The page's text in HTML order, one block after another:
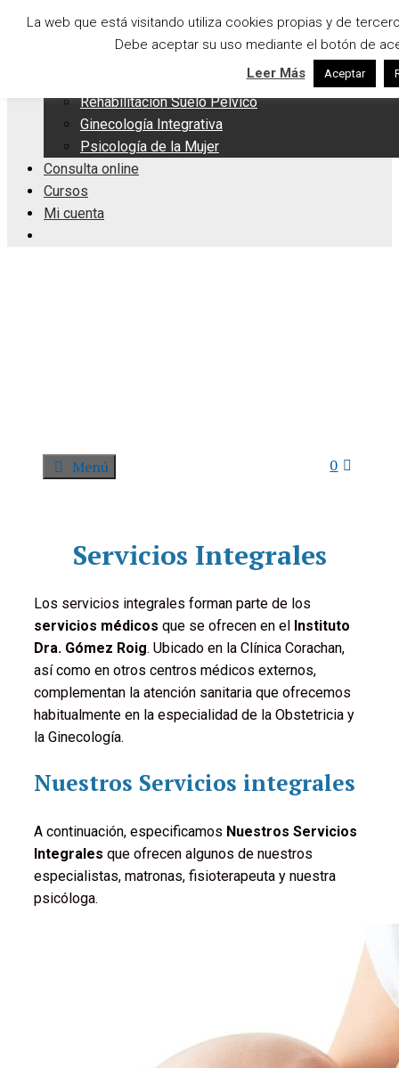
SaltarMenu
Rehabilitación Suelo Pélvico
Ginecología Integrativa
Psicología de la Mujer
Consulta online
Cursos
Mi cuenta
0
Menú
Servicios Integrales
Los servicios integrales forman parte de los
servicios médicos que se ofrecen en el Instituto
Dra. Gómez Roig. Ubicado en la Clínica Corachan,
así como en otros centros médicos externos,
complementan la atención sanitaria que ofrecemos
habitualmente en la especialidad de la Obstetricia y
la Ginecología.
Nuestros Servicios integrales
A continuación, especificamos Nuestros Servicios
Integrales que ofrecen algunos de nuestros
especialistas, matronas, fisioterapeuta y nuestra
psicóloga.
La web que está visitando utiliza cookies propias y de
Debe aceptar su uso mediante el botón de
Leer Más
Aceptar